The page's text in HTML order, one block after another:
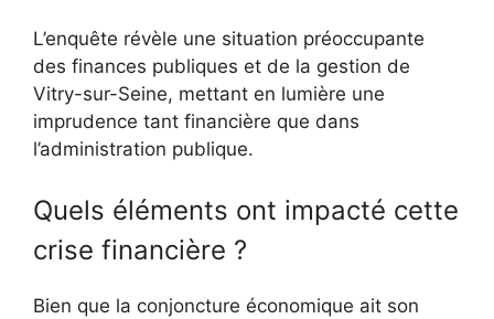
L’enquête révèle une situation préoccupante
des finances publiques et de la gestion de
Vitry-sur-Seine, mettant en lumière une
imprudence tant financière que dans
l’administration publique.
Quels éléments ont impacté cette
crise financière ?
Bien que la conjoncture économique ait son